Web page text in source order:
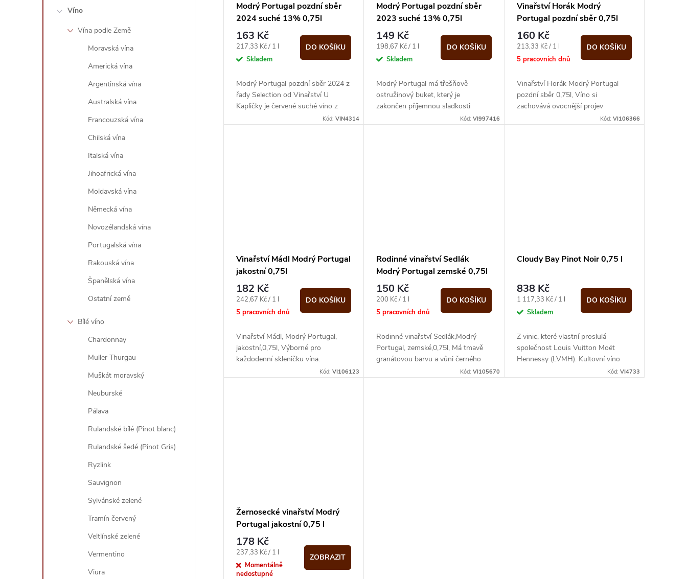
Víno
Vína podle Země
Moravská vína
Americká vína
Argentinská vína
Australská vína
Francouzská vína
Chilská vína
Italská vína
Jihoafrická vína
Moldavská vína
Německá vína
Novozélandská vína
Portugalská vína
Rakouská vína
Španělská vína
Ostatní země
Bílé víno
Chardonnay
Muller Thurgau
Muškát moravský
Neuburské
Pálava
Rulandské bílé (Pinot blanc)
Rulandské šedé (Pinot Gris)
Ryzlink
Sauvignon
Sylvánské zelené
Tramín červený
Veltlínské zelené
Vermentino
Viura
t
Modrý Portugal pozdní sběr
2024 suché 13% 0,75l
Selection Vinařství U Kapličky
163 Kč
Měrná
cena:
217,33 Kč / 1 l
Skladem
DO KOŠÍKU
Modrý Portugal pozdní sběr 2024 z
řady Selection od Vinařství U
Kapličky je červené suché víno z
Velkopavlovické podoblasti. Nabízí
Kód:VIN4314
Modrý Portugal pozdní sběr
2023 suché 13% 0,75l
Selection Vinařství U Kapličky
149 Kč
Měrná
cena:
198,67 Kč / 1 l
Skladem
DO KOŠÍKU
Modrý Portugal má třešňově
ostružinový buket, který je
zakončen příjemnou sladkosti
cizokrajného dřeva. V chuti vína
Kód: VI997416
Vinařství Horák Modrý
Portugal pozdní sběr 0,75l
160 Kč
Měrná
cena:
213,33 Kč / 1 l
5 pracovních dnů
DO KOŠÍKU
Vinařství Horák Modrý Portugal
pozdní sběr 0,75l, Víno si
zachovává ovocnější projev
Kód: VI106366
Vinařství Mádl Modrý Portugal
jakostní 0,75l
182 Kč
Měrná
cena:
242,67 Kč / 1 l
5 pracovních dnů
DO KOŠÍKU
Vinařství Mádl, Modrý Portugal,
jakostní,0,75l, Výborné pro
každodenní skleničku vína.
Kód:VI106123
Rodinné vinařství Sedlák
Modrý Portugal zemské 0,75l
150 Kč
Měrná
cena:
200 Kč / 1 l
5 pracovních dnů
DO KOŠÍKU
Rodinné vinařství Sedlák,Modrý
Portugal, zemské,0,75l, Má tmavě
granátovou barvu a vůni černého
Kód: VI105670
Cloudy Bay Pinot Noir 0,75 l
838 Kč
Měrná
cena:
1 117,33 Kč / 1 l
Skladem
DO KOŠÍKU
Z vinic, které vlastní proslulá
společnost Louis Vuitton Moët
Hennessy (LVMH). Kultovní víno
výjimečného novozélandskéhoKód: VI4733
Žernosecké vinařství Modrý
Portugal jakostní 0,75 l
178 Kč
Měrná
cena:
237,33 Kč / 1 l
Momentálně
nedostupné
ZOBRAZIT